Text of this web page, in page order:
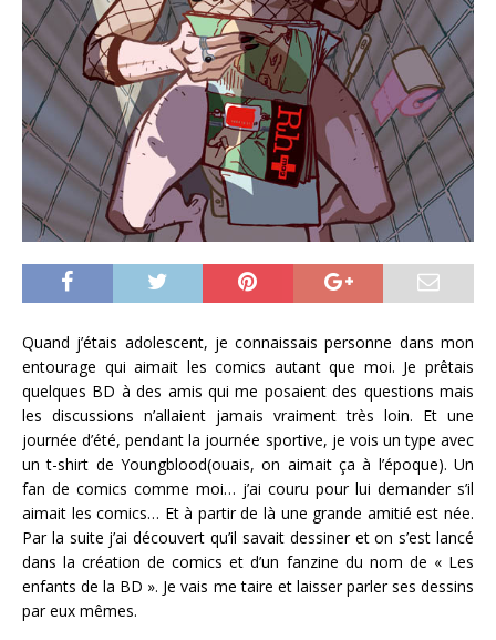
Quand j’étais adolescent, je connaissais personne dans mon
entourage qui aimait les comics autant que moi. Je prêtais
quelques BD à des amis qui me posaient des questions mais
les discussions n’allaient jamais vraiment très loin. Et une
journée d’été, pendant la journée sportive, je vois un type avec
un t-shirt de Youngblood(ouais, on aimait ça à l’époque). Un
fan de comics comme moi… j’ai couru pour lui demander s’il
aimait les comics… Et à partir de là une grande amitié est née.
Par la suite j’ai découvert qu’il savait dessiner et on s’est lancé
dans la création de comics et d’un fanzine du nom de « Les
enfants de la BD ». Je vais me taire et laisser parler ses dessins
par eux mêmes.